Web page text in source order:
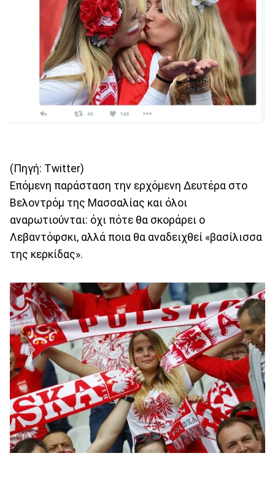
(Πηγή: Twitter)
Επόμενη παράσταση την ερχόμενη Δευτέρα στο
Βελοντρόμ της Μασσαλίας και όλοι
αναρωτιούνται: όχι πότε θα σκοράρει ο
Λεβαντόφσκι, αλλά ποια θα αναδειχθεί «βασίλισσα
της κερκίδας».